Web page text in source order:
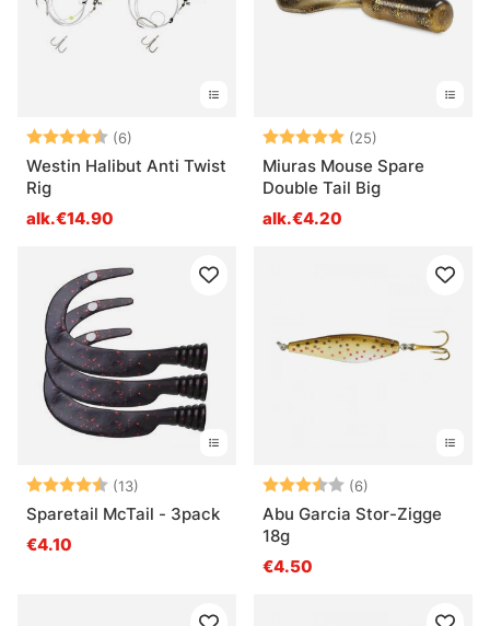
Arvio: (6)
4.7 5:sta tähdestä
Westin Halibut Anti Twist
Rig
alk.€14.90
Arvio: (25)
Miuras Mouse Spare
Double Tail Big
alk.€4.20
Arvio: (13)
4.1 5:sta tähdestä
Sparetail McTail - 3pack
€4.10
Arvio: (6)
Abu Garcia Stor-Zigge
18g
€4.50